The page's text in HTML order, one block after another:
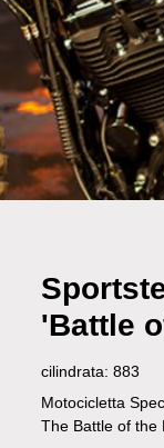
'Battle
cilindrata: 883
Motocicletta
The Battle of the